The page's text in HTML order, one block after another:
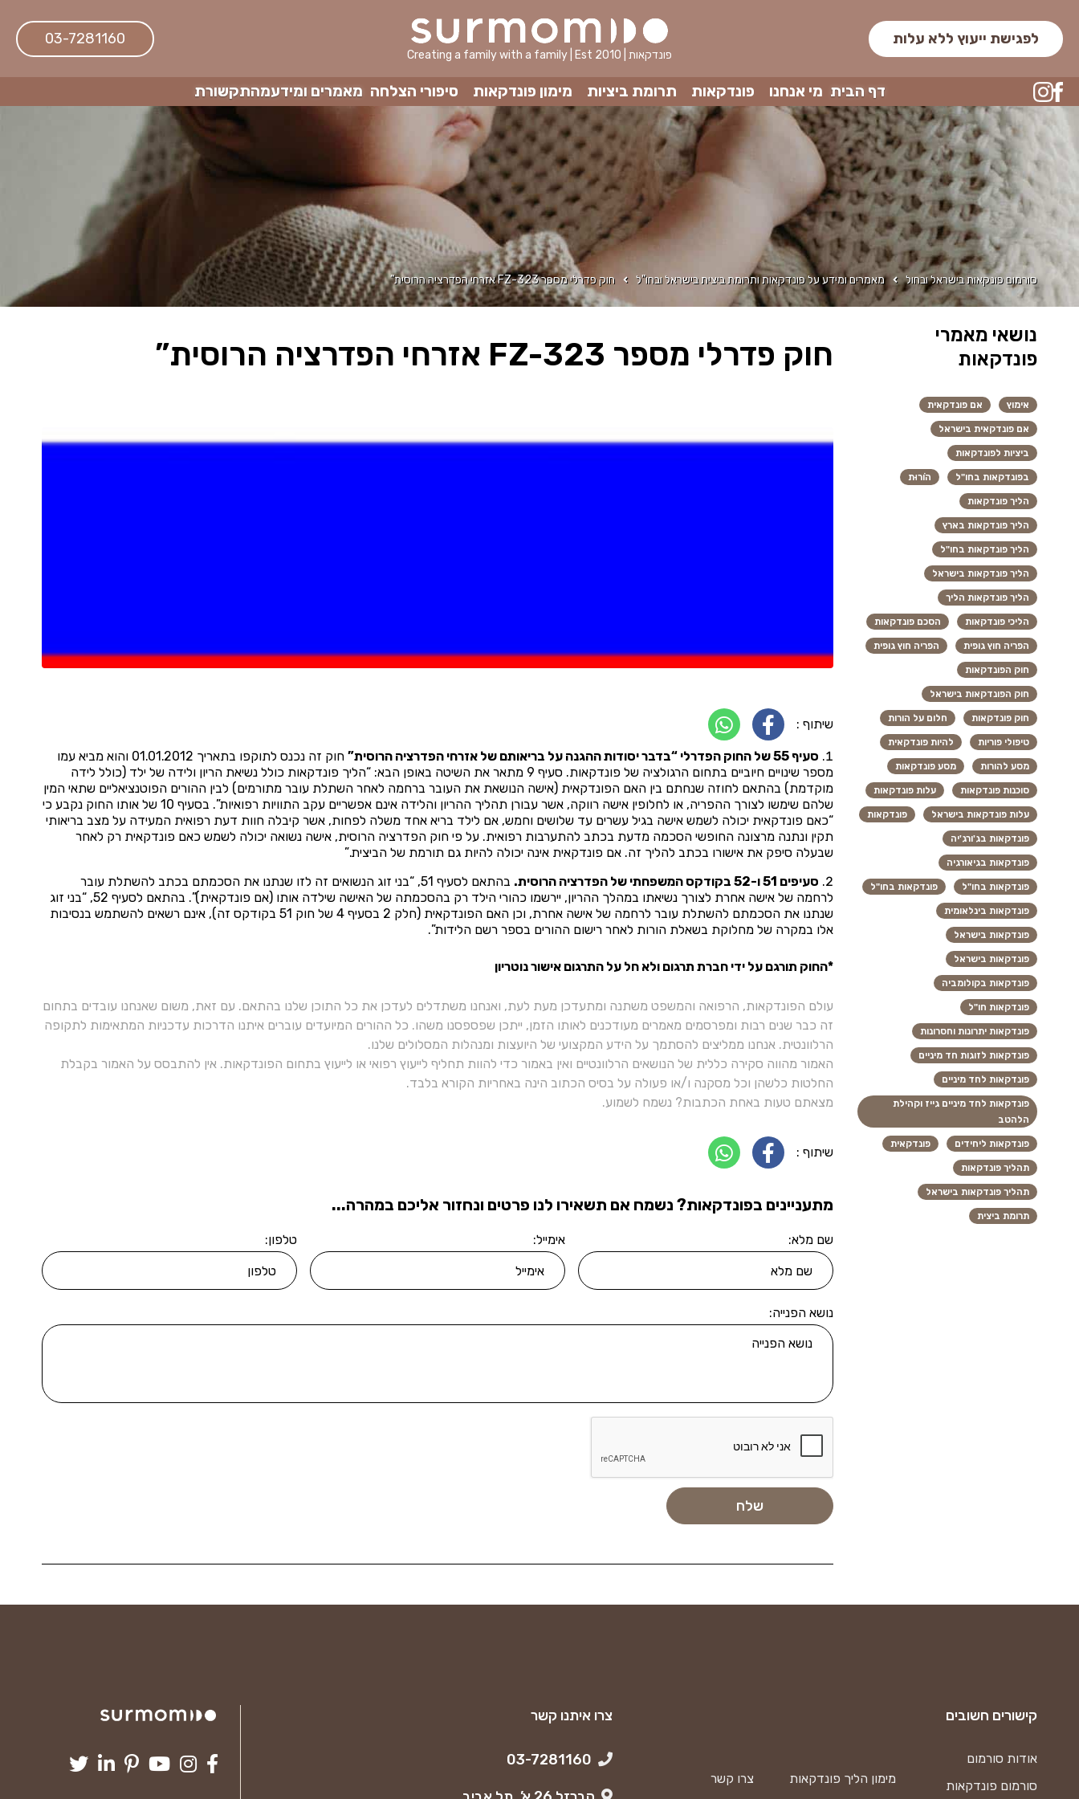
לפגישת ייעוץ ללא עלות
Creating a family with a family | Est 2010 | פונדקאות
03-7281160
דף הבית מי אנחנו פונדקאות תרומת ביציות מימון פונדקאות סיפורי הצלחה מאמרים ומידעמהתקשורת
סורמום פונקאות בישראל ובחול מאמרים ומידע על פונדקאות ותרומת ביצית בישראל ובחו"ל חוק פדרלי מספר 323-FZ אזרחי הפדרציה הרוסית”
חוק פדרלי מספר 323-FZ אזרחי הפדרציה הרוסית”
שיתוף :
סעיף 55 של החוק הפדרלי “בדבר יסודות ההגנה על בריאותם של אזרחי הפדרציה הרוסית”
חוק זה נכנס לתוקפו בתאריך 01.01.2012 והוא מביא עמו
מספר שינויים חיוביים בתחום הרגולציה של פונדקאות. סעיף 9 מתאר את השיטה באופן הבא: “הליך פונדקאות כולל נשיאת הריון ולידה של ילד (כולל לידה
מוקדמת) בהתאם לחוזה שנחתם בין האם הפונדקאית (אישה הנושאת את העובר ברחמה לאחר השתלת עובר מתורמים) לבין ההורים הפוטנציאליים שתאי המין
שלהם שימשו לצורך ההפריה, או לחלופין אישה רווקה, אשר עבורן תהליך ההריון והלידה אינם אפשריים עקב התוויות רפואיות”. בסעיף 10 של אותו החוק נקבע כי
“כאם פונדקאית יכולה לשמש אישה בגיל עשרים עד שלושים וחמש, אם לילד בריא אחד משלה לפחות, אשר קיבלה חוות דעת רפואית המעידה על מצב בריאותי
תקין ונתנה מרצונה החופשי הסכמה מדעת בכתב להתערבות רפואית. על פי חוק הפדרציה הרוסית, אישה נשואה יכולה לשמש כאם פונדקאית רק לאחר
שבעלה סיפק את אישורו בכתב להליך זה. אם פונדקאית אינה יכולה להיות גם תורמת של הביצית.”
סעיפים 51 ו-52 בקודקס המשפחתי של הפדרציה הרוסית.
בהתאם לסעיף 51, “בני זוג הנשואים זה לזו שנתנו את הסכמתם בכתב להשתלת עובר
לרחמה של אישה אחרת לצורך נשיאתו במהלך ההריון, יירשמו כהורי הילד רק בהסכמתה של האישה שילדה אותו (אם פונדקאית)”. בהתאם לסעיף 52, “בני זוג
שנתנו את הסכמתם להשתלת עובר לרחמה של אישה אחרת, וכן האם הפונדקאית (חלק 2 בסעיף 4 של חוק 51 בקודקס זה), אינם רשאים להשתמש בנסיבות
אלו במקרה של מחלוקת בשאלת הורות לאחר רישום ההורים בספר רשם הלידות”.
*החוק תורגם על ידי חברת תרגום ולא חל על התרגום אישור נוטריון
עולם הפונדקאות, הרפואה והמשפט משתנה ומתעדכן מעת לעת, ואנחנו משתדלים לעדכן את כל התוכן שלנו בהתאם. עם זאת, משום שאנחנו עובדים בתחום
זה כבר שנים רבות ומפרסמים מאמרים מעודכנים לאותו הזמן, ייתכן שפספסנו משהו. כל ההורים המיועדים עוברים איתנו הדרכות עדכניות המתאימות לתקופה
הרלוונטית. אנחנו ממליצים להסתמך על הידע המקצועי של היועצות ומנהלות המסלולים שלנו.
האמור מהווה סקירה כללית של הנושאים הרלוונטיים ואין באמור כדי להוות תחליף לייעוץ רפואי או לייעוץ בתחום הפונדקאות. אין להתבסס על האמור בקבלת
החלטות כלשהן וכל מסקנה ו/או פעולה על בסיס הכתוב הינה באחריות הקורא בלבד.
מצאתם טעות באחת הכתבות? נשמח לשמוע.
שיתוף :
מתעניינים בפונדקאות? נשמח אם תשאירו לנו פרטים ונחזור אליכם במהרה...
שם מלא: אימייל: טלפון:
נושא הפנייה:
נושאי מאמרי
פונדקאות
אימוץ אם פונדקאית
אם פונדקאית בישראל
ביציות לפונדקאות
בפונדקאות בחו"ל הוֹרוּת
הליך פונדקאות
הליך פונדקאות בארץ
הליך פונדקאות בחו"ל
הליך פונדקאות בישראל
הליך פונדקאות הליך
הליכי פונדקאות הסכם פונדקאות
הפריה חוץ גופית הפריה חוץ גופית
חוק הפונדקאות
חוק הפונדקאות בישראל
חוק פונדקאות חלום על הורות
טיפולי פוריות להיות פונדקאית
מסע להורות מסע פונדקאות
סוכנות פונדקאות עלות פונדקאות
עלות פונדקאות בישראל פונדקאות
פונדקאות בג'ורג'יה
פונדקאות בגיאורגיה
פונדקאות בחו"ל פונדקאות בחו"ל
פונדקאות בינלאומית
פונדקאות בישראל
פונדקאות בישראל
פונדקאות בקולומביה
פונדקאות חו"ל
פונדקאות יתרונות וחסרונות
פונדקאות לזוגות חד מיניים
פונדקאות לחד מיניים
פונדקאות לחד מיניים גייז וקהילת
הלהטב
פונדקאות ליחידים פונדקאית
תהליך פונדקאות
תהליך פונדקאות בישראל
תרומת ביצית
צרו איתנו קשר
צרו קשר
מימון הליך פונדקאות
קישורים חשובים
אודות סורמום
סורמום פונדקאות